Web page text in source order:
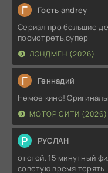
Г Гость andrey
Сериал про большие
посмотреть,супер
ЛЭНДМЕН (2026)
Г Геннадий
Немое кино!
МОТОР СИТИ (2026)
Р РУСЛАН
отстой. 15 минутный
советую время терять.